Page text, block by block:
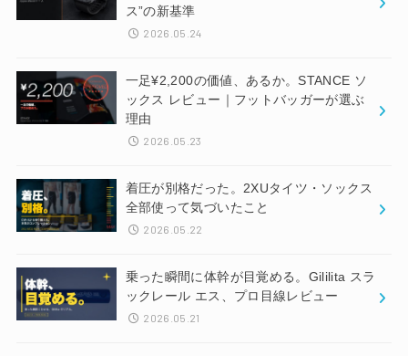
ス”の新基準
2026.05.24
一足¥2,200の価値、あるか。STANCE ソ
ックス レビュー｜フットバッガーが選ぶ
理由
2026.05.23
着圧が別格だった。2XUタイツ・ソックス
全部使って気づいたこと
2026.05.22
乗った瞬間に体幹が目覚める。Gililita スラ
ックレール エス、プロ目線レビュー
2026.05.21